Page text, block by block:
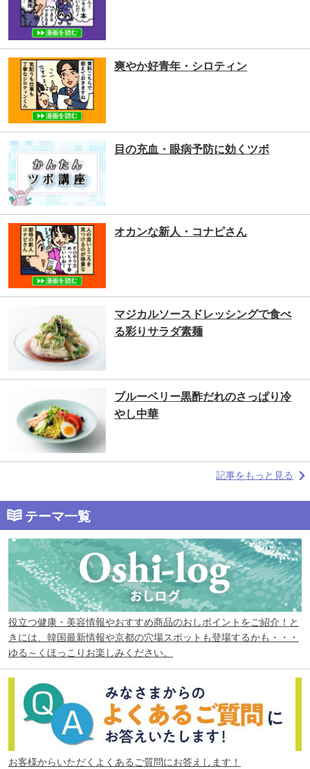
爽やか好青年・シロティン
目の充血・眼病予防に効くツボ
オカンな新人・コナピさん
マジカルソースドレッシングで食べ
る彩りサラダ素麺
ブルーベリー黒酢だれのさっぱり冷
やし中華
記事をもっと見る
テーマ一覧
役立つ健康・美容情報やおすすめ商品のおしポイントをご紹介！と
きには、韓国最新情報や京都の穴場スポットも登場するかも・・・
ゆる～くほっこりお楽しみください。
お客様からいただくよくあるご質問にお答えします！